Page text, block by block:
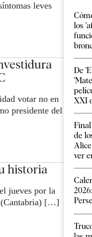
leves
votar no en
presidente del
historia
jueves por la
(Cantabria) […]
los
De
XXI
de
ver